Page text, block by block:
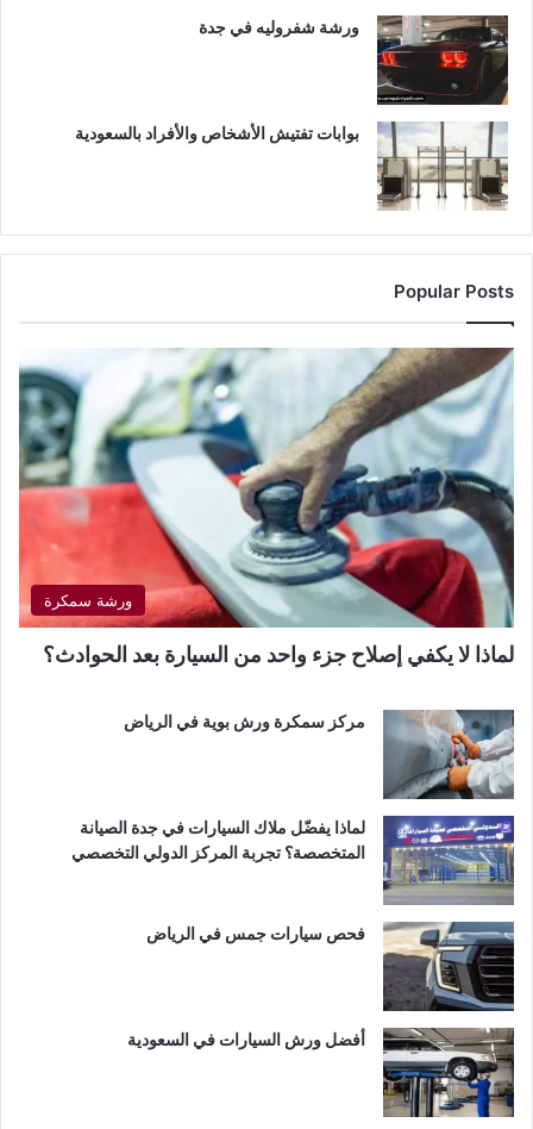
ورشة شفروليه في جدة
بوابات تفتيش الأشخاص والأفراد بالسعودية
Popular Posts
ورشة سمكرة
لماذا لا يكفي إصلاح جزء واحد من السيارة بعد الحوادث؟
مركز سمكرة ورش بوية في الرياض
لماذا يفضّل ملاك السيارات في جدة الصيانة
المتخصصة؟ تجربة المركز الدولي التخصصي
فحص سيارات جمس في الرياض
أفضل ورش السيارات في السعودية